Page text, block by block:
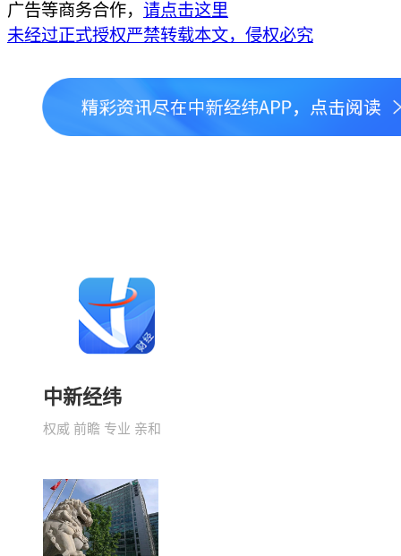
广告等商务合作， 请点击这里
未经过正式授权严禁转载本文，侵权必究
中新经纬
权威 前瞻 专业 亲和